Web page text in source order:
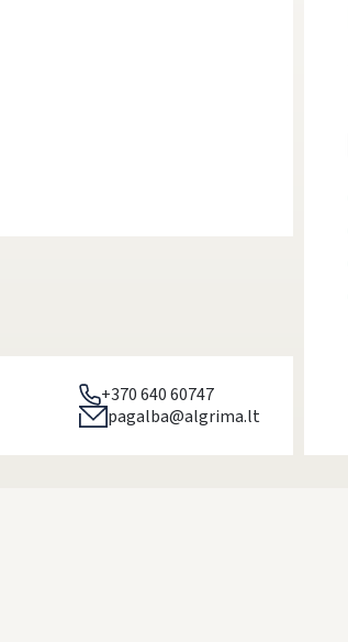
+370 640 60747
pagalba@algrima.lt